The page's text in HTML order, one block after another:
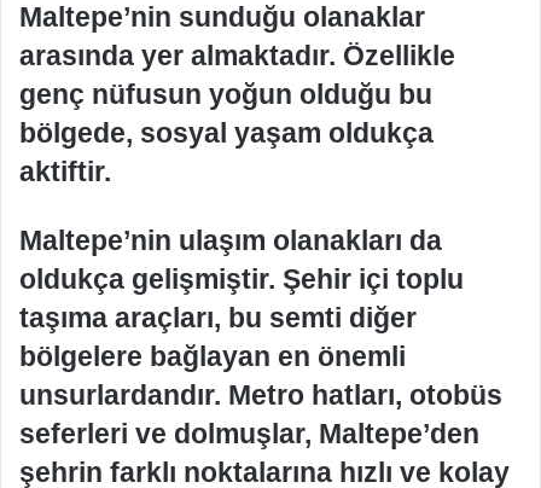
Maltepe’nin sunduğu olanaklar
arasında yer almaktadır. Özellikle
genç nüfusun yoğun olduğu bu
bölgede, sosyal yaşam oldukça
aktiftir.
Maltepe’nin ulaşım olanakları da
oldukça gelişmiştir. Şehir içi toplu
taşıma araçları, bu semti diğer
bölgelere bağlayan en önemli
unsurlardandır. Metro hatları, otobüs
seferleri ve dolmuşlar, Maltepe’den
şehrin farklı noktalarına hızlı ve kolay